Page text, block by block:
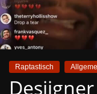
Raptastisch